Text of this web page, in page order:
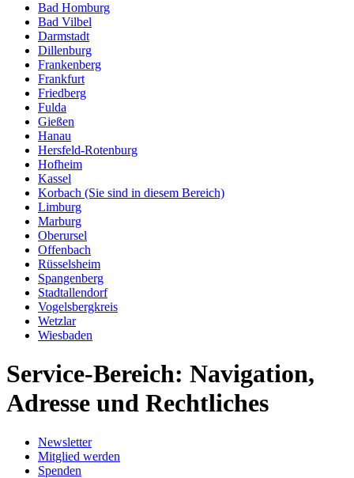
Bad Homburg
Bad Vilbel
Darmstadt
Dillenburg
Frankenberg
Frankfurt
Friedberg
Fulda
Gießen
Hanau
Hersfeld-Rotenburg
Hofheim
Kassel
Korbach (Sie sind in diesem Bereich)
Limburg
Marburg
Oberursel
Offenbach
Rüsselsheim
Spangenberg
Stadtallendorf
Vogelsbergkreis
Wetzlar
Wiesbaden
Service-Bereich: Navigation,
Adresse und Rechtliches
Newsletter
Mitglied werden
Spenden